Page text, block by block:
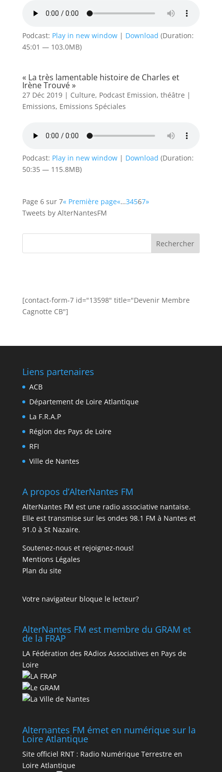
Podcast: Play in new window| Download (Duration:
45:01 — 103.0MB)
« La très lamentable histoire de Charles et
Irène Trouvé »
27 Déc 2019| Culture, Podcast Emission, théâtre |
Emissions, Emissions Spéciales
Podcast: Play in new window| Download (Duration:
50:35 — 115.8MB)
Page 6 sur 7« Première page«…34567»
Tweets by AlterNantesFM
[contact-form-7 id="13598" title="Devenir Membre
Cagnotte CB"]
Liens partenaires
ACB
Département de Loire Atlantique
La F.R.A.P
Région des Pays de Loire
RFI
Ville de Nantes
A propos d’AlterNantes FM
AlterNantes FM est une radio associative nantaise.
Elle est transmise sur les ondes 98.1 FM à Nantes et
91.0 à St Nazaire.
Soutenez-nous et rejoignez-nous!
Mentions Légales
Plan du site
Votre navigateur bloque le lecteur?
AlterNantes FM est membre du GRAM et
de la FRAP
LA Fédération des RAdios Associatives en Pays de
Loire
Alternantes FM émet en numérique sur la
Loire Atlantique
Site officiel RNT : Radio Numérique Terrestre en
Loire Atlantique